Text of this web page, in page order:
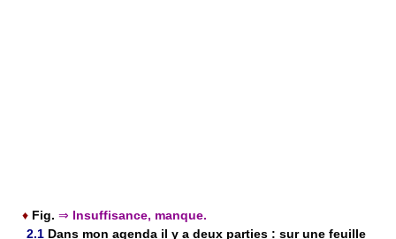
♦ Fig. ⇒ Insuffisance, manque.
2.1 Dans mon agenda il y a deux parties : sur une feuille